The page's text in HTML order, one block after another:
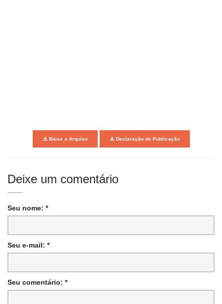
Baixe o Arquivo Declaração de Publicação
Deixe um comentário
Seu nome: *
Seu e-mail: *
Seu comentário: *